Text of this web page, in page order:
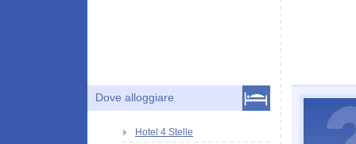
Dove alloggiare
Hotel 4 Stelle